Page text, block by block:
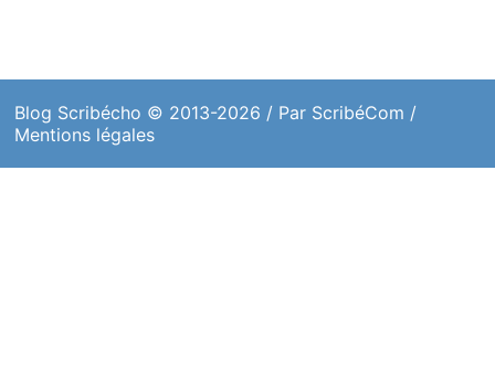
Blog Scribécho © 2013-2026 / Par ScribéCom /
Mentions légales